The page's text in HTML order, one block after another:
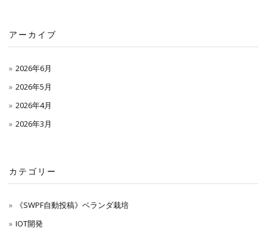
アーカイブ
2026年6月
2026年5月
2026年4月
2026年3月
カテゴリー
《SWPF自動投稿》ベランダ栽培
IOT開発